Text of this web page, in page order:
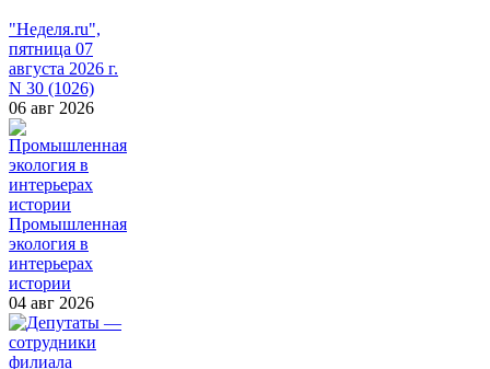
"Неделя.ru",
пятница 07
августа 2026 г.
N 30 (1026)
06 авг 2026
Промышленная
экология в
интерьерах
истории
04 авг 2026